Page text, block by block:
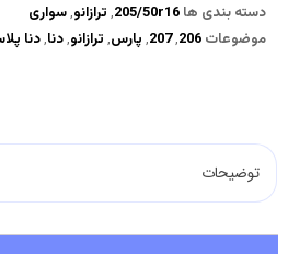
دسته بندی ها 205/50r16
, ترازانو,سواری
موضوعات 206
,
207
, پارس, ترازانو,دنا,دنا